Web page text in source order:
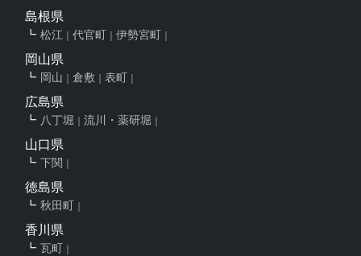
島根県
松江 代官町 伊勢宮町
岡山県
岡山 倉敷 表町
広島県
八丁堀 流川・薬研堀
山口県
下関
徳島県
秋田町
香川県
瓦町